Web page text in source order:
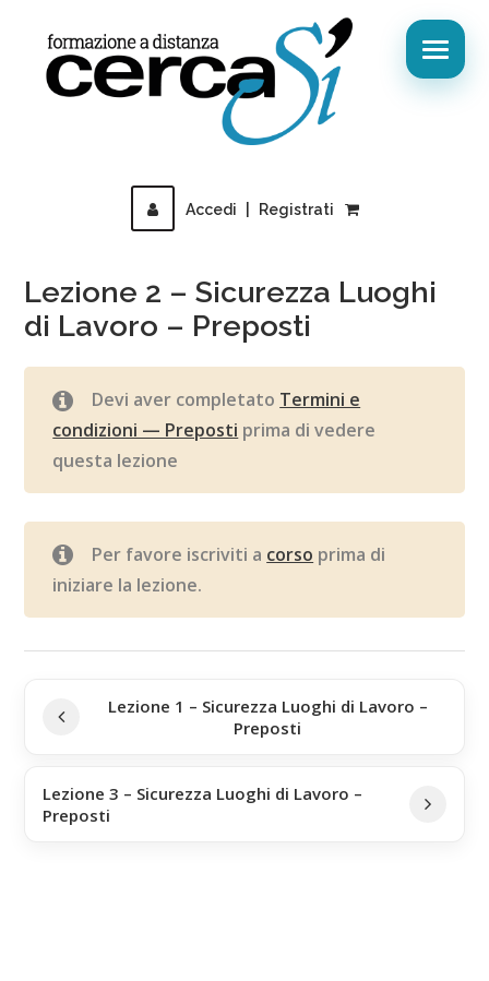
Accedi Registrati
Lezione 2 – Sicurezza Luoghi
di Lavoro – Preposti
Devi aver completato Termini e
condizioni — Preposti prima di vedere
questa lezione
Per favore iscriviti a corso prima di
iniziare la lezione.
Lezione 1 – Sicurezza Luoghi di Lavoro –
Preposti
Lezione 3 – Sicurezza Luoghi di Lavoro –
Preposti